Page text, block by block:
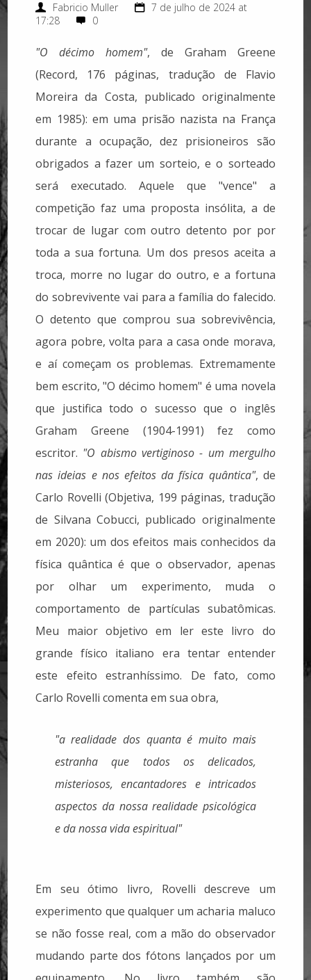
Fabricio Muller
7 de julho de 2024 at
17:28
0
"O décimo homem", de Graham Greene
(Record, 176 páginas, tradução de Flavio
Moreira da Costa, publicado originalmente
em 1985): em uma prisão nazista na França
durante a ocupação, dez prisioneiros são
obrigados a fazer um sorteio, e o sorteado
será executado. Aquele que "vence" a
competição faz uma proposta insólita, a de
trocar de lugar com outro detento por por
toda a sua fortuna. Um dos presos aceita a
troca, morre no lugar do outro, e a fortuna
do sobrevivente vai para a família do falecido.
O detento que comprou sua sobrevivência,
agora pobre, volta para a casa onde morava,
e aí começam os problemas. Extremamente
bem escrito, "O décimo homem" é uma novela
que justifica todo o sucesso que o inglês
Graham Greene (1904-1991) fez como
escritor. "O abismo vertiginoso - um mergulho
nas ideias e nos efeitos da física quântica", de
Carlo Rovelli (Objetiva, 199 páginas, tradução
de Silvana Cobucci, publicado originalmente
em 2020): um dos efeitos mais conhecidos da
física quântica é que o observador, apenas
por olhar um experimento, muda o
comportamento de partículas subatômicas.
Meu maior objetivo em ler este livro do
grande físico italiano era tentar entender
este efeito estranhíssimo. De fato, como
Carlo Rovelli comenta em sua obra,
"a realidade dos quanta é muito mais
estranha que todos os delicados,
misteriosos, encantadores e intricados
aspectos da nossa realidade psicológica
e da nossa vida espiritual"
Em seu ótimo livro, Rovelli descreve um
experimento que qualquer um acharia maluco
se não fosse real, com a mão do observador
mudando parte dos fótons lançados por um